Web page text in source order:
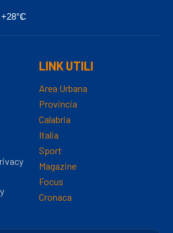
+28°C
LINK UTILI
Area Urbana
Provincia
Calabria
Italia
Sport
Magazine
Focus
Cronaca